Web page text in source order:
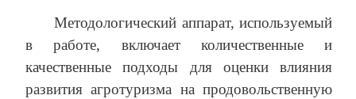
Методологический аппарат, используемый
в работе, включает количественные и
качественные подходы для оценки влияния
развития агротуризма на продовольственную